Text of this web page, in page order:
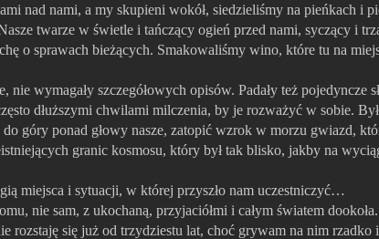
nad nami, a my skupieni wokół, siedzieliśmy na pieńkach i
twarze w świetle i tańczący ogień przed nami, syczący i
o sprawach bieżących. Smakowaliśmy wino, które tu na
wymagały szczegółowych opisów. Padały też pojedyncze
dłuższymi chwilami milczenia, by je rozważyć w sobie.
góry ponad głowy nasze, zatopić wzrok w morzu gwiazd,
granic kosmosu, który był tak blisko, jakby na
miejsca i sytuacji, w której przyszło nam uczestniczyć…
nie sam, z ukochaną, przyjaciółmi i całym światem dookoła.
rozstaję się już od trzydziestu lat, choć grywam na nim rzadko i